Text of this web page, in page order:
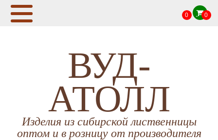
0 0
ВУД-
АТОЛЛ
Изделия из сибирской лиственницы
оптом и в розницу от производителя